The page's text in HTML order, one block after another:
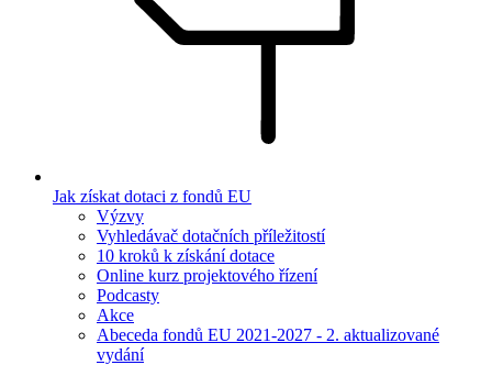
Jak získat dotaci z fondů EU
Výzvy
Vyhledávač dotačních příležitostí
10 kroků k získání dotace
Online kurz projektového řízení
Podcasty
Akce
Abeceda fondů EU 2021-2027 - 2. aktualizované
vydání